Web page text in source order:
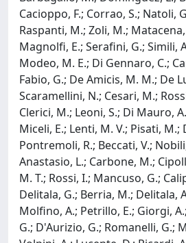
Cacioppo, F.; Corrao, S.; Natoli,
Raspanti, M.; Zoli, M.;
Magnolfi, E.; Serafini, G.; Simili,
Modeo, M. E.; Di Gennaro, C.;
Fabio, G.; De Amicis, M. M.; De
Scaramellini, N.; Cesari, M.;
Clerici, M.; Leoni, S.; Di Mauro,
Miceli, E.; Lenti, M. V.; Pisati, M.;
Pontremoli, R.; Beccati, V.;
Anastasio, L.; Carbone, M.;
M. T.; Rossi, I.; Mancuso, G.;
Delitala, G.; Berria, M.; Delitala,
Molfino, A.; Petrillo, E.; Giorgi,
G.; D'Aurizio, G.; Romanelli, G.;